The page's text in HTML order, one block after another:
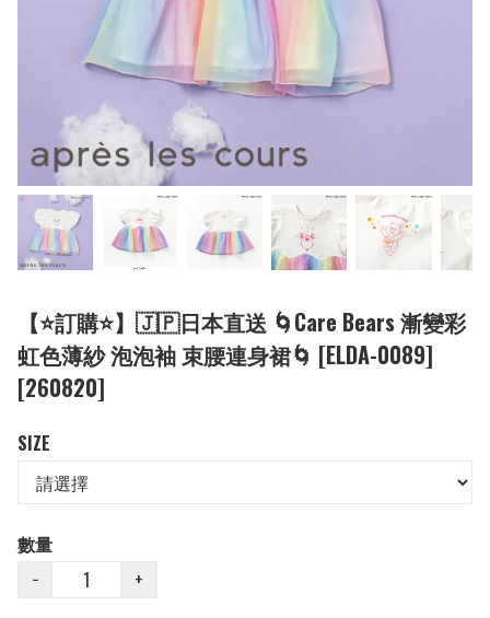
【⭐訂購⭐】🇯🇵日本直送 🌀Care Bears 漸變彩
虹色薄紗 泡泡袖 束腰連身裙🌀 [ELDA-0089]
[260820]
SIZE
數量
−
+